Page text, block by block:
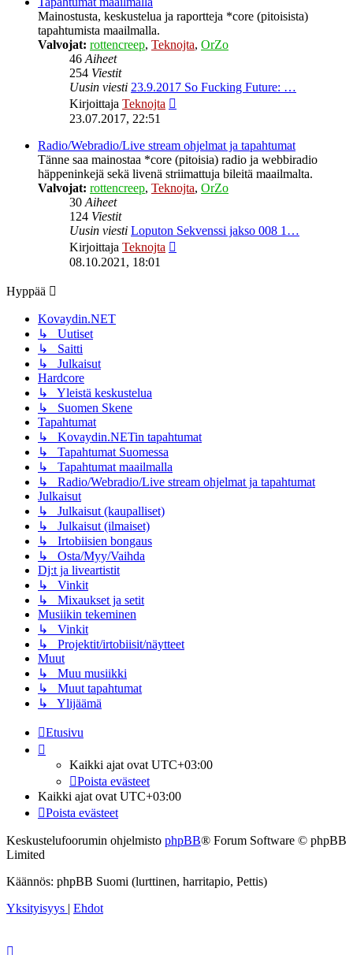
Mainostusta, keskustelua ja raportteja *core (pitoisista)
tapahtumista maailmalla.
Valvojat: rottencreep, Teknojta, OrZo
46 Aiheet
254 Viestit
Uusin viesti 23.9.2017 So Fucking Future: …
Kirjoittaja Teknojta
23.07.2017, 22:51
Radio/Webradio/Live stream ohjelmat ja tapahtumat
Tänne saa mainostaa *core (pitoisia) radio ja webbiradio
häppeninkejä sekä livenä striimattuja bileitä maailmalta.
Valvojat: rottencreep, Teknojta, OrZo
30 Aiheet
124 Viestit
Uusin viesti Loputon Sekvenssi jakso 008 1…
Kirjoittaja Teknojta
08.10.2021, 18:01
Hyppää
Kovaydin.NET
↳ Uutiset
↳ Saitti
↳ Julkaisut
Hardcore
↳ Yleistä keskustelua
↳ Suomen Skene
Tapahtumat
↳ Kovaydin.NETin tapahtumat
↳ Tapahtumat Suomessa
↳ Tapahtumat maailmalla
↳ Radio/Webradio/Live stream ohjelmat ja tapahtumat
Julkaisut
↳ Julkaisut (kaupalliset)
↳ Julkaisut (ilmaiset)
↳ Irtobiisien bongaus
↳ Osta/Myy/Vaihda
Dj:t ja liveartistit
↳ Vinkit
↳ Mixaukset ja setit
Musiikin tekeminen
↳ Vinkit
↳ Projektit/irtobiisit/näytteet
Muut
↳ Muu musiikki
↳ Muut tapahtumat
↳ Ylijäämä
Etusivu
Kaikki ajat ovat UTC+03:00
Poista evästeet
Kaikki ajat ovat UTC+03:00
Poista evästeet
Keskustelufoorumin ohjelmisto phpBB® Forum Software © phpBB
Limited
Käännös: phpBB Suomi (lurttinen, harritapio, Pettis)
Yksityisyys | Ehdot